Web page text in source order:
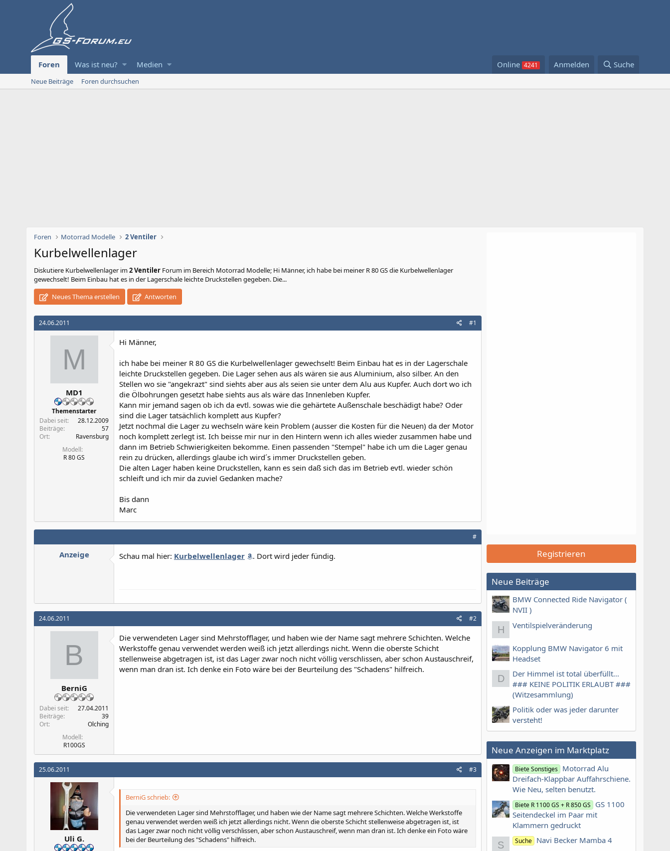
Foren Was ist neu? Medien Online Anmelden Suche
Neue Beiträge Foren durchsuchen
Foren Motorrad Modelle 2 Ventiler
Kurbelwellenlager
Diskutiere Kurbelwellenlager im2 Ventiler Forum im Bereich Motorrad Modelle; Hi Männer, ich habe bei meiner R 80 GS die Kurbelwellenlager
gewechselt! Beim Einbau hat es in der Lagerschale leichte Druckstellen gegeben. Die...
Neues Thema erstellen
Antworten
24.06.2011 #1
M
MD1
Themenstarter
Dabei seit
28.12.2009
Beiträge
57
Ort
Ravensburg
Modell
R 80 GS
Hi Männer,
ich habe bei meiner R 80 GS die Kurbelwellenlager gewechselt! Beim Einbau hat es in der Lagerschale
leichte Druckstellen gegeben. Die Lager sehen aus als wären sie aus Aluminium, also silber. An den
Stellen wo sie "angekrazt" sind siehts aber aus als seien sie unter dem Alu aus Kupfer. Auch dort wo ich
die Ölbohrungen gesetzt habe siehts aus als wäre das Innenleben Kupfer.
Kann mir jemand sagen ob ich da evtl. sowas wie die gehärtete Außenschale beschädigt habe? Oder
sind die Lager tatsächlich komplett aus Kupfer?
Jetzt nochmal die Lager zu wechseln wäre kein Problem (ausser die Kosten für die Neuen) da der Motor
noch komplett zerlegt ist. Ich beisse mir nur in den Hintern wenn ich alles wieder zusammen habe und
dann im Betrieb Schwierigkeiten bekomme. Einen passenden "Stempel" habe ich um die Lager genau
rein zu drücken, allerdings glaube ich wird´s immer Druckstellen geben.
Die alten Lager haben keine Druckstellen, kann es sein daß sich das im Betrieb evtl. wieder schön
schleift und ich mir da zuviel Gedanken mache?
Bis dann
Marc
#
Anzeige Schau mal hier: Kurbelwellenlager . Dort wird jeder fündig.
24.06.2011 #2
B
BerniG
Dabei seit
27.04.2011
Beiträge
39
Ort
Olching
Modell
R100GS
Die verwendeten Lager sind Mehrstofflager, und haben wie der Name sagt mehrere Schichten. Welche
Werkstoffe genau verwendet werden weiß ich jetzt allerdings nicht. Wenn die oberste Schicht
stellenweise abgetragen ist, ist das Lager zwar noch nicht völlig verschlissen, aber schon Austauschreif,
wenn man dran ist. Ich denke ein Foto wäre bei der Beurteilung des "Schadens" hilfreich.
25.06.2011 #3
Uli G.
BerniG schrieb:
Die verwendeten Lager sind Mehrstofflager, und haben wie der Name sagt mehrere Schichten. Welche Werkstoffe
genau verwendet werden weiß ich jetzt allerdings nicht. Wenn die oberste Schicht stellenweise abgetragen ist, ist
das Lager zwar noch nicht völlig verschlissen, aber schon Austauschreif, wenn man dran ist. Ich denke ein Foto wäre
bei der Beurteilung des "Schadens" hilfreich.
Registrieren
Neue Beiträge
BMW Connected Ride Navigator (
NVII )
H Ventilspielveränderung
Kopplung BMW Navigator 6 mit
Headset
D
Der Himmel ist total überfüllt...
### KEINE POLITIK ERLAUBT ###
(Witzesammlung)
Politik oder was jeder darunter
versteht!
Neue Anzeigen im Marktplatz
Biete Sonstiges Motorrad Alu
Dreifach-Klappbar Auffahrschiene.
Wie Neu, selten benutzt.
Biete R 1100 GS + R 850 GS
GS 1100
Seitendeckel im Paar mit
Klammern gedruckt
S Suche Navi Becker Mamba 4